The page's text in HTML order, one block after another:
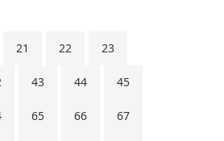
21 22 23
43 44 45
65 66 67